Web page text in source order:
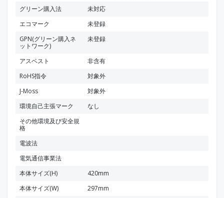
グリーン購入法
未対応
エコマーク
未登録
GPN(グリーン購入ネ
ットワーク)
未登録
アスベスト
非含有
RoHS指令
対象外
J-Moss
対象外
環境自己主張マーク
なし
その他環境及び安全規
格
電波法
電気通信事業法
本体サイズ(H)
420mm
本体サイズ(W)
297mm